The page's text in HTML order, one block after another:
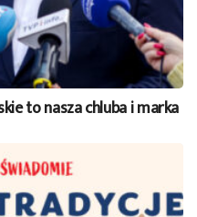
to nasza chluba i marka